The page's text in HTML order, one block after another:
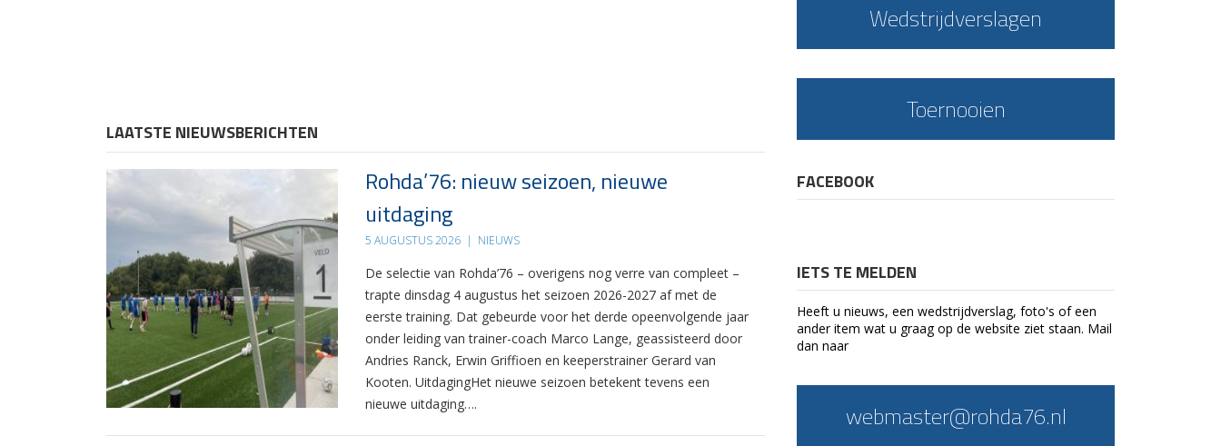
LAATSTE NIEUWSBERICHTEN
Rohda’76: nieuw seizoen, nieuwe
uitdaging
5 AUGUSTUS 2026 | NIEUWS
De selectie van Rohda’76 – overigens nog verre van compleet –
trapte dinsdag 4 augustus het seizoen 2026-2027 af met de
eerste training. Dat gebeurde voor het derde opeenvolgende jaar
onder leiding van trainer-coach Marco Lange, geassisteerd door
Andries Ranck, Erwin Griffioen en keeperstrainer Gerard van
Kooten. UitdagingHet nieuwe seizoen betekent tevens een
nieuwe uitdaging….
Wedstrijdverslagen
Toernooien
FACEBOOK
IETS TE MELDEN
Heeft u nieuws, een wedstrijdverslag, foto's of een
ander item wat u graag op de website ziet staan. Mail
dan naar
webmaster@rohda76.nl